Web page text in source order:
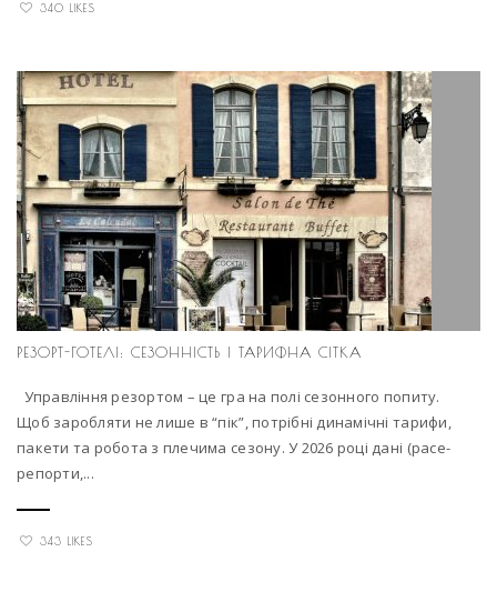
340 LIKES
РЕЗОРТ-ГОТЕЛІ: СЕЗОННІСТЬ І ТАРИФНА СІТКА
Управління резортом – це гра на полі сезонного попиту.
Щоб заробляти не лише в “пік”, потрібні динамічні тарифи,
пакети та робота з плечима сезону. У 2026 році дані (pace-
репорти,...
343 LIKES